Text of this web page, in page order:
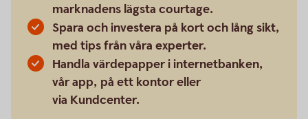
marknadens lägsta courtage.
Spara och investera på kort och lång sikt,
med tips från våra experter.
Handla värdepapper i internetbanken,
vår app, på ett kontor eller
via Kundcenter.